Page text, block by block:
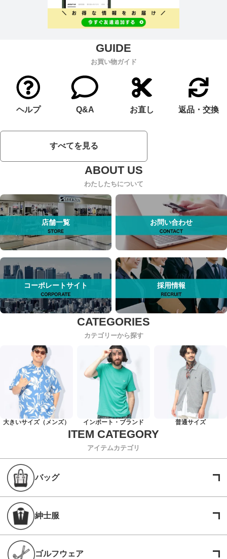
お買い物ガイド
ヘルプ Q&A お直し 返品・交換
すべてを見る
わたしたちについて
店舗一覧 お問い合わせ
コーポレートサイト 採用情報
カテゴリーから探す
大きいサイズ（メンズ） インポート・ブランド 普通サイズ
アイテムカテゴリ
バッグ
紳士服
ゴルフウェア